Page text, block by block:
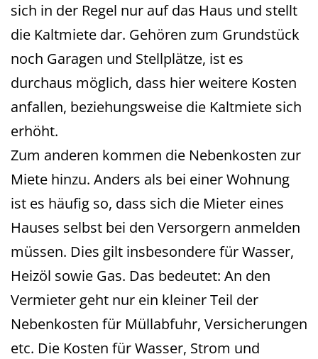
sich in der Regel nur auf das Haus und stellt
die Kaltmiete dar. Gehören zum Grundstück
noch Garagen und Stellplätze, ist es
durchaus möglich, dass hier weitere Kosten
anfallen, beziehungsweise die Kaltmiete sich
erhöht.
Zum anderen kommen die Nebenkosten zur
Miete hinzu. Anders als bei einer Wohnung
ist es häufig so, dass sich die Mieter eines
Hauses selbst bei den Versorgern anmelden
müssen. Dies gilt insbesondere für Wasser,
Heizöl sowie Gas. Das bedeutet: An den
Vermieter geht nur ein kleiner Teil der
Nebenkosten für Müllabfuhr, Versicherungen
etc. Die Kosten für Wasser, Strom und